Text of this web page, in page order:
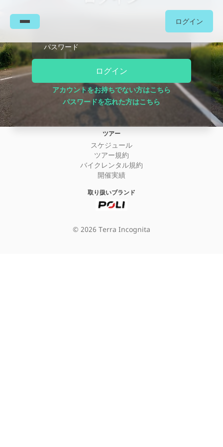
ログイン
パスワード
ログイン
アカウントをお持ちでない方はこちら
パスワードを忘れた方はこちら
会社について
事業構想
ニュース
お問い合わせ
特定商取引法に基づく表記
ツアー
スケジュール
ツアー規約
バイクレンタル規約
開催実績
取り扱いブランド
© 2026 Terra Incognita